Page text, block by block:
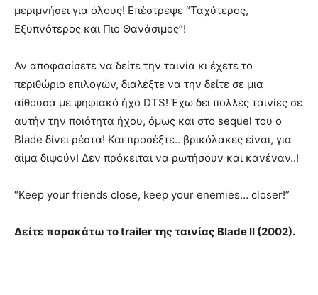
μεριμνήσει για όλους! Επέστρεψε “Ταχύτερος,
Εξυπνότερος και Πιο Θανάσιμος”!
Αν αποφασίσετε να δείτε την ταινία κι έχετε το
περιθώριο επιλογών, διαλέξτε να την δείτε σε μια
αίθουσα με ψηφιακό ήχο DTS! Έχω δει πολλές ταινίες σε
αυτήν την ποιότητα ήχου, όμως και στο sequel του ο
Blade δίνει ρέστα! Και προσέξτε.. βρικόλακες είναι, για
αίμα διψούν! Δεν πρόκειται να ρωτήσουν και κανέναν..!
“Keep your friends close, keep your enemies… closer!”
Δείτε παρακάτω το trailer της ταινίας Blade II (2002).